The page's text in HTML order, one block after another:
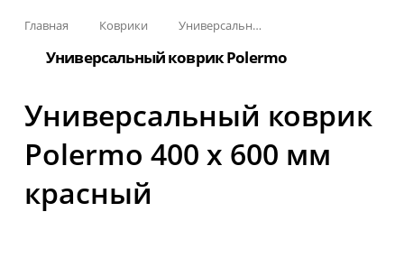
Главная Коврики Универсальные коврики
Универсальный коврик Polermo
Универсальный коврик
Polermo 400 х 600 мм
красный